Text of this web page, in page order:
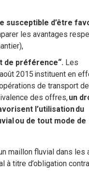
susceptible d’être
les avantages
de préférence“. Les
2015 instituent en
de transport de
des offres,un
l’utilisation du
ou de tout mode de
maillon fluvial dans les
à titre d’obligation